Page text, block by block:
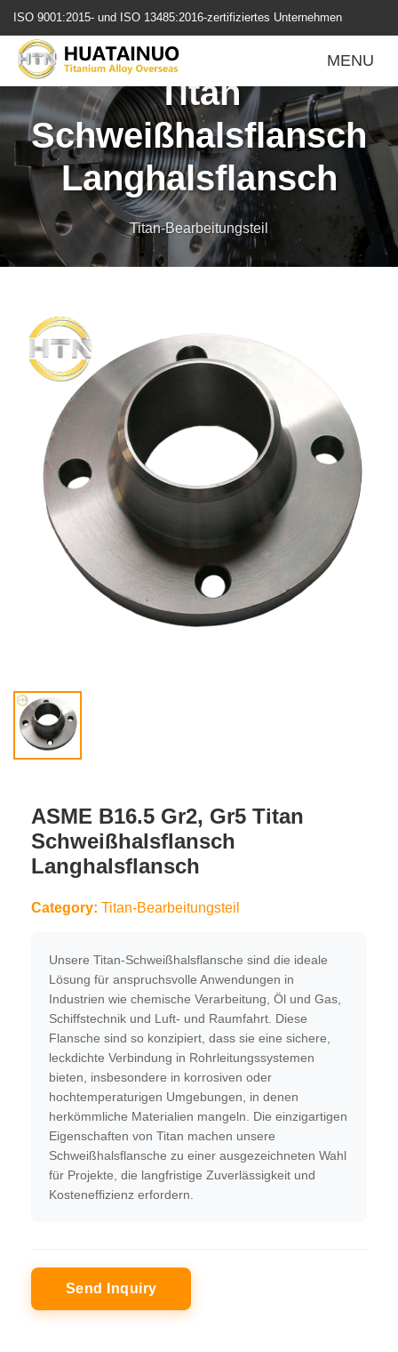
转
容
ISO 9001:2015- und ISO 13485:2016-zertifiziertes Unternehmen
MENU
ASME B16.5 Gr2, Gr5
Titan
Schweißhalsflansch
Langhalsflansch
Titan-Bearbeitungsteil
ASME B16.5 Gr2, Gr5 Titan
Schweißhalsflansch
Langhalsflansch
Category: Titan-Bearbeitungsteil
Unsere Titan-Schweißhalsflansche sind die ideale
Lösung für anspruchsvolle Anwendungen in
Industrien wie chemische Verarbeitung, Öl und Gas,
Schiffstechnik und Luft- und Raumfahrt. Diese
Flansche sind so konzipiert, dass sie eine sichere,
leckdichte Verbindung in Rohrleitungssystemen
bieten, insbesondere in korrosiven oder
hochtemperaturigen Umgebungen, in denen
herkömmliche Materialien mangeln. Die einzigartigen
Eigenschaften von Titan machen unsere
Schweißhalsflansche zu einer ausgezeichneten Wahl
für Projekte, die langfristige Zuverlässigkeit und
Kosteneffizienz erfordern.
Send Inquiry